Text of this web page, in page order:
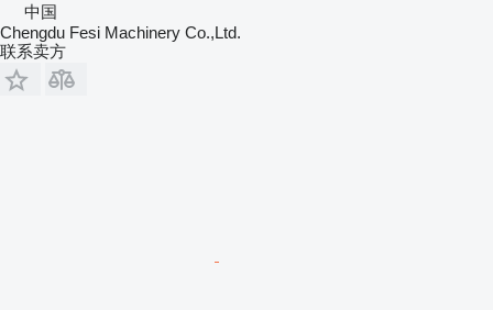
中国
Chengdu Fesi Machinery Co.,Ltd.
联系卖方